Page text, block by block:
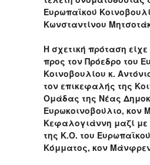
Ευρωπαϊκού
Κωνσταντίνου
Η σχετική πρόταση
προς τον Πρόεδρο του
Κοινοβουλίου κ.
τον επικεφαλής της
Ομάδας της Νέας
Ευρωκοινοβούλιο, κον
Κεφαλογιάννη μαζί με
της Κ.Ο. του
Κόμματος, κον